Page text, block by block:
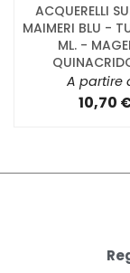
ACQUERELLI
MAIMERI BLU -
ML. -
A partire
10,70